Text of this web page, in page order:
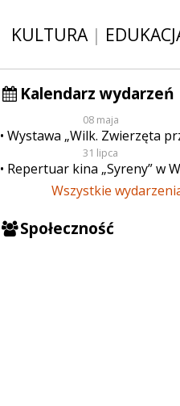
KULTURA|
Kalendarz wydarzeń
08 maja
Wystawa „Wilk. Zwierzęta
31 lipca
Repertuar kina „Syreny” w Wieluniu w dn. od 31 lipca do 6
Wszystkie
Społeczność